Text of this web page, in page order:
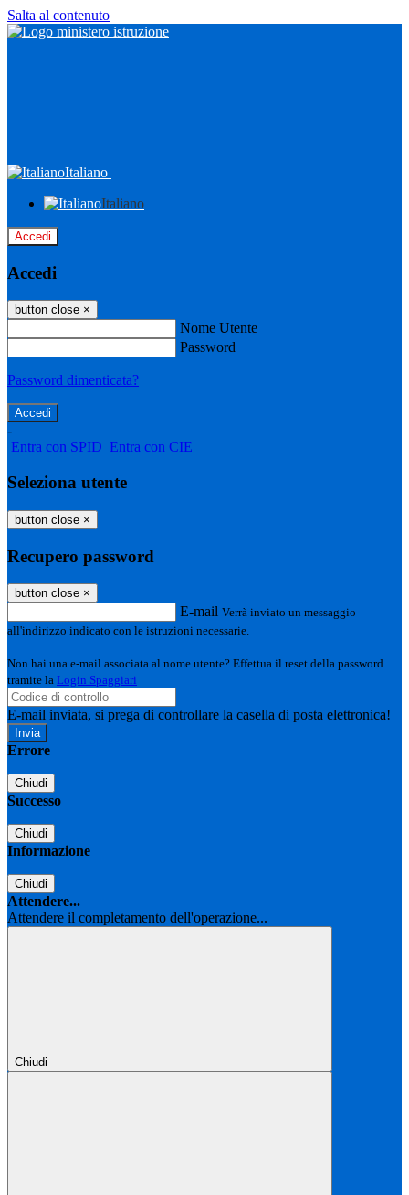
Salta al contenuto
Italiano
Italiano
Accedi
Accedi
button close ×
Nome Utente
Password
Password dimenticata?
-
Entra con SPID Entra con CIE
Seleziona utente
button close ×
Recupero password
button close ×
E-mail Verrà inviato un messaggio
all'indirizzo indicato con le istruzioni necessarie.
Non hai una e-mail associata al nome utente? Effettua il reset della password
tramite la Login Spaggiari
E-mail inviata, si prega di controllare la casella di posta elettronica!
Errore
Chiudi
Successo
Chiudi
Informazione
Chiudi
Attendere...
Attendere il completamento dell'operazione...
Chiudi